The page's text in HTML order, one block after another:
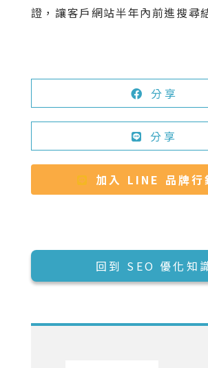
證，讓客戶網站半年內前進搜尋
分享
分享
加入 LINE 品牌行
回到 SEO 優化知